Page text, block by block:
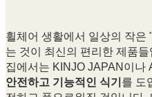
휠체어 생활에서 일상의 작은
는 것이 최신의 편리한 제품들
집에서는 KINJO JAPAN이나
안전하고 기능적인 식기 를 도